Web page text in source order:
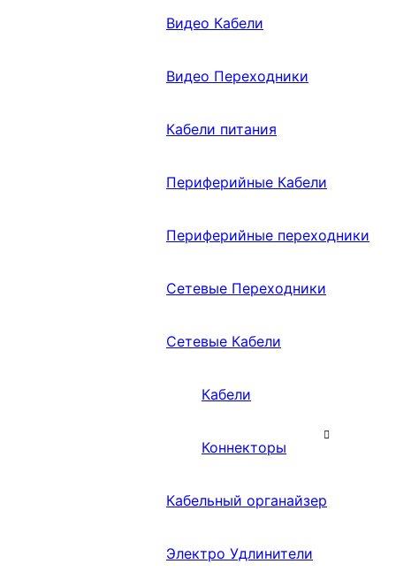
Видео Кабели
Видео Переходники
Кабели питания
Периферийные Кабели
Периферийные переходники
Сетевые Переходники
Сетевые Кабели
Кабели
Коннекторы
Кабельный органайзер
Электро Удлинители